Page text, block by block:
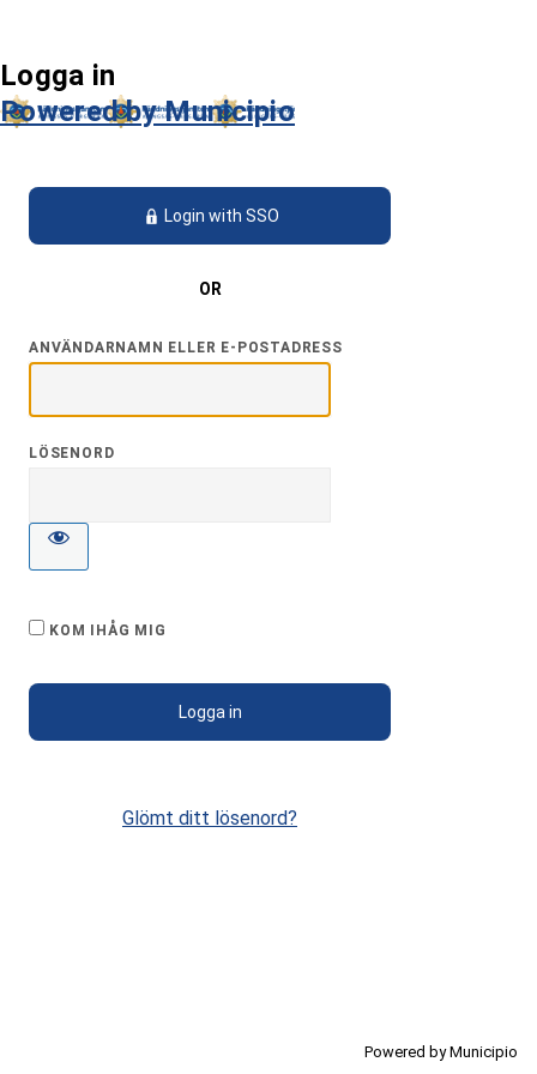
Logga in
Powered by Municipio
Login with SSO
OR
ANVÄNDARNAMN ELLER E-POSTADRESS
LÖSENORD
KOM IHÅG MIG
Glömt ditt lösenord?